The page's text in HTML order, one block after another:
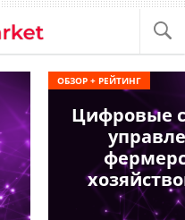
Цифровые
ОБЗОР + РЕЙТИНГ